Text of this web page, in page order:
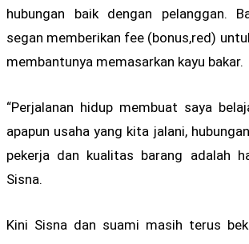
hubungan baik dengan pelanggan.
segan memberikan fee (bonus,red)
membantunya memasarkan kayu bakar.
“Perjalanan hidup membuat saya
apapun usaha yang kita jalani,
pekerja dan kualitas barang adalah
Sisna.
Kini Sisna dan suami masih terus